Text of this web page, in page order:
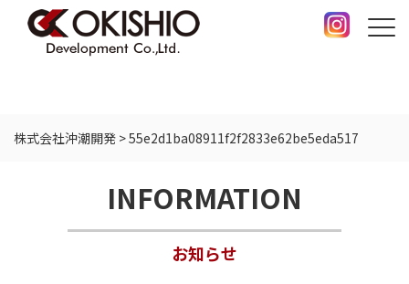
株式会社沖潮開発 >55e2d1ba08911f2f2833e62be5eda517
INFORMATION
お知らせ